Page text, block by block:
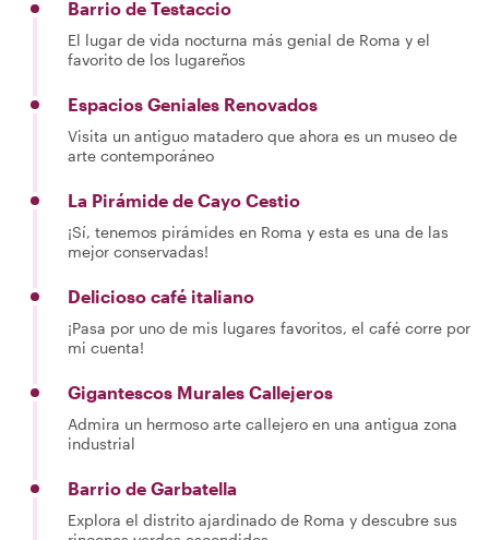
Barrio de Testaccio
El lugar de vida nocturna más genial de Roma y el
favorito de los lugareños
Espacios Geniales Renovados
Visita un antiguo matadero que ahora es un museo de
arte contemporáneo
La Pirámide de Cayo Cestio
¡Sí, tenemos pirámides en Roma y esta es una de las
mejor conservadas!
Delicioso café italiano
¡Pasa por uno de mis lugares favoritos, el café corre por
mi cuenta!
Gigantescos Murales Callejeros
Admira un hermoso arte callejero en una antigua zona
industrial
Barrio de Garbatella
Explora el distrito ajardinado de Roma y descubre sus